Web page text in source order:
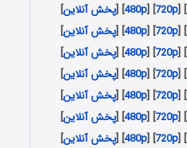
] [
720p
] [
480p
] [پخش آنلاین]
] [
720p
] [
480p
] [پخش آنلاین]
] [
720p
] [
480p
] [پخش آنلاین]
] [
720p
] [
480p
] [پخش آنلاین]
] [
720p
] [
480p
] [پخش آنلاین]
] [
720p
] [
480p
] [پخش آنلاین]
] [
720p
] [
480p
] [پخش آنلاین]